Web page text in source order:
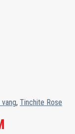
, Tinchite Rose